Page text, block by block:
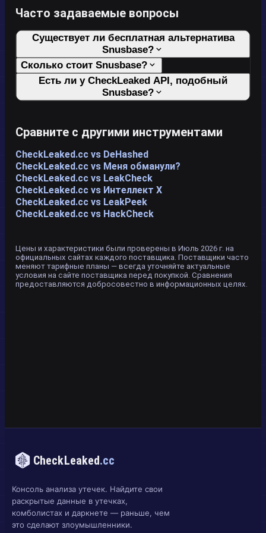
Часто задаваемые вопросы
Существует ли бесплатная альтернатива
Snusbase?
Сколько стоит Snusbase?
Есть ли у CheckLeaked API, подобный
Snusbase?
Сравните с другими инструментами
CheckLeaked.cc vs DeHashed
CheckLeaked.cc vs Меня обманули?
CheckLeaked.cc vs LeakCheck
CheckLeaked.cc vs Интеллект X
CheckLeaked.cc vs LeakPeek
CheckLeaked.cc vs HackCheck
Цены и характеристики были проверены в Июль 2026 г. на
официальных сайтах каждого поставщика. Поставщики часто
меняют тарифные планы — всегда уточняйте актуальные
условия на сайте поставщика перед покупкой. Сравнения
предоставляются добросовестно в информационных целях.
CheckLeaked.cc
Консоль анализа утечек. Найдите свои
раскрытые данные в утечках,
комболистах и даркнете — раньше, чем
это сделают злоумышленники.